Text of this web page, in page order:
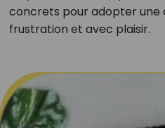
concrets pour adopter une
frustration et avec plaisir.